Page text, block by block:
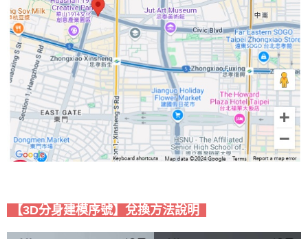
【3D分身建模序號】 兌換方法說明